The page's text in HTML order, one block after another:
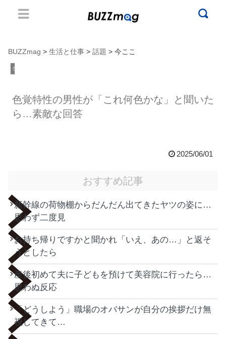
BUZZmag > 生活と仕事 > 話題 > 今ここ
生活と仕事
色覚特性の男性が「これ何色かな」と聞いた
ら…素敵な回答
2025/06/01
おすすめ記事
新幹線の荷物棚からだんだん出てきたヤツの姿に…
思わず二度見
お持ち帰りですかと聞かれ「いえ、あの…」と返そ
うとしたら
産後初めて夫に子どもを預けて美容院に行ったら…
思わぬ反応
「どうしよう」職場のオバサンが自分の挨拶だけ無
視してきて…